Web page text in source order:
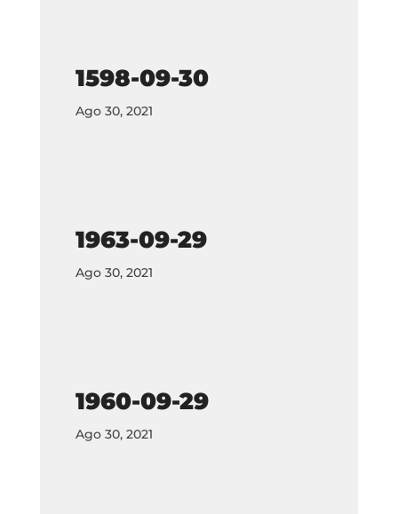
1598-09-30
Ago 30, 2021
1963-09-29
Ago 30, 2021
1960-09-29
Ago 30, 2021